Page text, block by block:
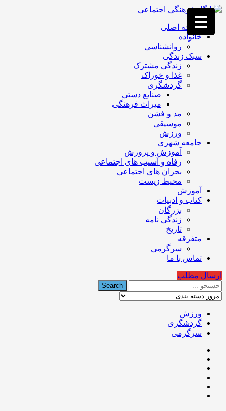
فصد
خون
غرب
تهران
خشکشویی
تصفیه
تهران
صفحه اصلی
خانواده
روانشناسی
سبک زندگی
زندگی مشترک
غذا و خوراک
گردشگری
صنایع دستی
میراث فرهنگی
مد و فشن
موسیقی
ورزش
جامعه شهری
آموزش و پرورش
رفاه و آسیب های اجتماعی
بحران های اجتماعی
محیط زیست
آموزش
کتاب و ادبیات
بزرگان
زندگی نامه
تاریخ
متفرقه
سرگرمی
تماس با ما
ارسال مطلب
ورزش
گردشگری
سرگرمی